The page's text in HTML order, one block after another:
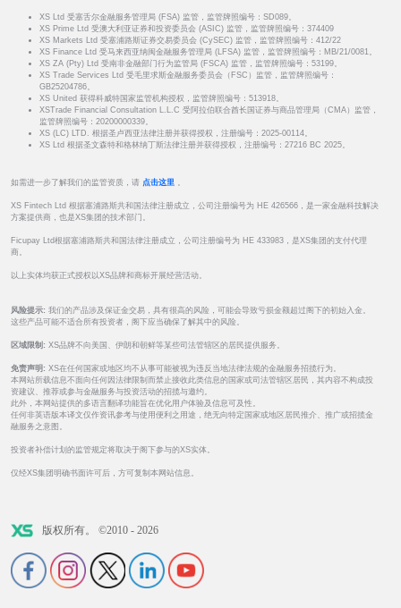
XS Ltd 受塞舌尔金融服务管理局 (FSA) 监管，监管牌照编号：SD089。
XS Prime Ltd 受澳大利亚证券和投资委员会 (ASIC) 监管，监管牌照编号：374409
XS Markets Ltd 受塞浦路斯证券交易委员会 (CySEC) 监管，监管牌照编号：412/22
XS Finance Ltd 受马来西亚纳闽金融服务管理局 (LFSA) 监管，监管牌照编号：MB/21/0081。
XS ZA (Pty) Ltd 受南非金融部门行为监管局 (FSCA) 监管，监管牌照编号：53199。
XS Trade Services Ltd 受毛里求斯金融服务委员会（FSC）监管，监管牌照编号：
GB25204786。
XS United 获得科威特国家监管机构授权，监管牌照编号：513918。
XSTrade Financial Consultation L.L.C 受阿拉伯联合酋长国证券与商品管理局（CMA）监管，
监管牌照编号：20200000339。
XS (LC) LTD. 根据圣卢西亚法律注册并获得授权，注册编号：2025-00114。
XS Ltd 根据圣文森特和格林纳丁斯法律注册并获得授权，注册编号：27216 BC 2025。
如需进一步了解我们的监管资质，请 点击这里 。
XS Fintech Ltd 根据塞浦路斯共和国法律注册成立，公司注册编号为 HE 426566，是一家金融科技解决
方案提供商，也是XS集团的技术部门。
Ficupay Ltd根据塞浦路斯共和国法律注册成立，公司注册编号为 HE 433983，是XS集团的支付代理
商。
以上实体均获正式授权以XS品牌和商标开展经营活动。
风险提示: 我们的产品涉及保证金交易，具有很高的风险，可能会导致亏损金额超过阁下的初始入金。
这些产品可能不适合所有投资者，阁下应当确保了解其中的风险。
区域限制: XS品牌不向美国、伊朗和朝鲜等某些司法管辖区的居民提供服务。
免责声明: XS在任何国家或地区均不从事可能被视为违反当地法律法规的金融服务招揽行为。
本网站所载信息不面向任何因法律限制而禁止接收此类信息的国家或司法管辖区居民，其内容不构成投
资建议、推荐或参与金融服务与投资活动的招揽与邀约。
此外，本网站提供的多语言翻译功能旨在优化用户体验及信息可及性。
任何非英语版本译文仅作资讯参考与使用便利之用途，绝无向特定国家或地区居民推介、推广或招揽金
融服务之意图。
投资者补偿计划的监管规定将取决于阁下参与的XS实体。
仅经XS集团明确书面许可后，方可复制本网站信息。
版权所有。 ©2010 - 2026